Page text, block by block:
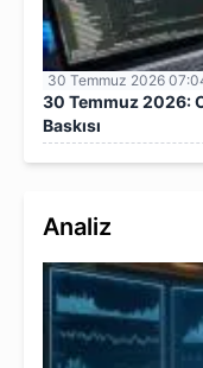
30 Temmuz 2026
30 Temmuz 2026:
Baskısı
Analiz